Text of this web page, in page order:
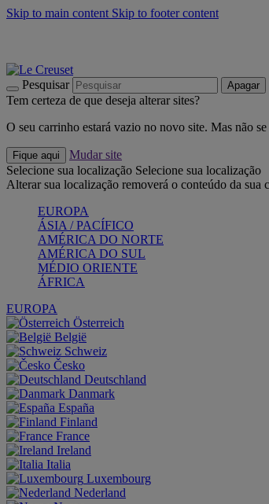
Skip to main content Skip to footer content
Pesquisar Apagar
Tem certeza de que deseja alterar sites?
O seu carrinho estará vazio no novo site. Mas não
Fique aqui
Mudar site
Selecione sua localização Selecione sua localização
Alterar sua localização removerá o conteúdo da sua
EUROPA
ÁSIA / PACÍFICO
AMÉRICA DO NORTE
AMÉRICA DO SUL
MÉDIO ORIENTE
ÁFRICA
EUROPA
Österreich
België
Schweiz
Česko
Deutschland
Danmark
España
Finland
France
Ireland
Italia
Luxembourg
Nederland